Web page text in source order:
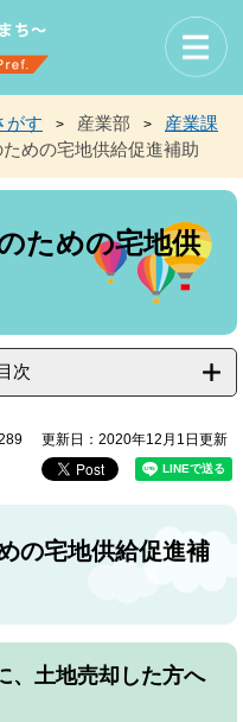
がす > 産業部 > 産業課
めの宅地供給促進補助
ための宅地供
次
更新日：2020年12月1日更新
の宅地供給促進補
、土地売却した方へ